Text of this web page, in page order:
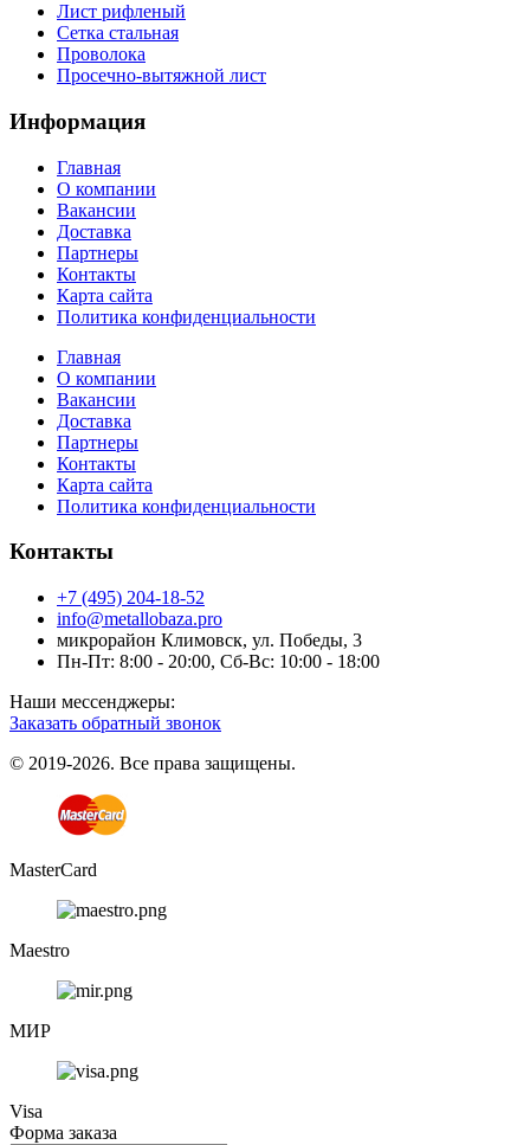
Лист рифленый
Сетка стальная
Проволока
Просечно-вытяжной лист
Информация
Главная
О компании
Вакансии
Доставка
Партнеры
Контакты
Карта сайта
Политика конфиденциальности
Главная
О компании
Вакансии
Доставка
Партнеры
Контакты
Карта сайта
Политика конфиденциальности
Контакты
+7 (495) 204-18-52
info@metallobaza.pro
микрорайон Климовск, ул. Победы, 3
Пн-Пт: 8:00 - 20:00, Сб-Вс: 10:00 - 18:00
Наши мессенджеры:
Заказать обратный звонок
© 2019-2026. Все права защищены.
MasterCard
Maestro
МИР
Visa
Форма заказа